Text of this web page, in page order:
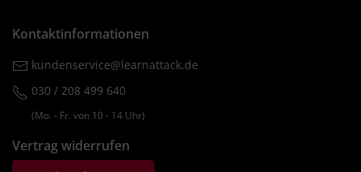
Kontaktinformationen
kundenservice@learnattack.de
030 / 208 499 640
(Mo. ‐ Fr. von 10 ‐ 14 Uhr)
Vertrag widerrufen